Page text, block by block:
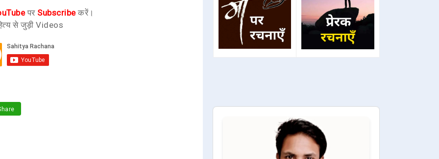
पर Subscribeकरें।
से जुड़ी Videos